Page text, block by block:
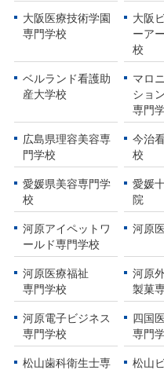
大阪医療技術学園
専門学校
大阪
ーア
校
ベルランド看護助
産大学校
マロ
ショ
専門
広島県理容美容専
門学校
今治
校
愛媛県美容専門学
校
愛媛
院
河原アイペットワ
ールド専門学校
河原
河原医療福祉
専門学校
河原
製菓
河原電子ビジネス
専門学校
四国
専門
松山歯科衛生士専
松山